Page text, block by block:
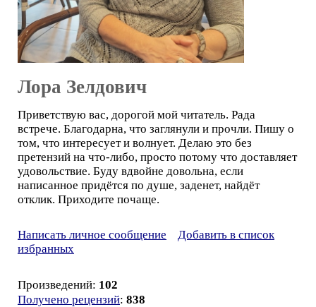
Лора Зелдович
Приветствую вас, дорогой мой читатель. Рада
встрече. Благодарна, что заглянули и прочли. Пишу о
том, что интересует и волнует. Делаю это без
претензий на что-либо, просто потому что доставляет
удовольствие. Буду вдвойне довольна, если
написанное придётся по душе, заденет, найдёт
отклик. Приходите почаще.
Написать личное сообщение
Добавить в список
избранных
Произведений: 102
Получено рецензий: 838